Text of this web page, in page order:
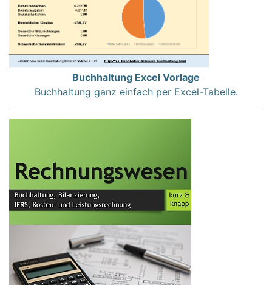
Buchhaltung Excel Vorlage
Buchhaltung ganz einfach per Excel-Tabelle.